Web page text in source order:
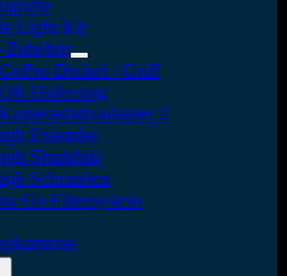
Light Kit
Zubehör
Deckel / Griff
Halterung
2
Extender
Sharkbite
Schrauben
Go Filtersystem